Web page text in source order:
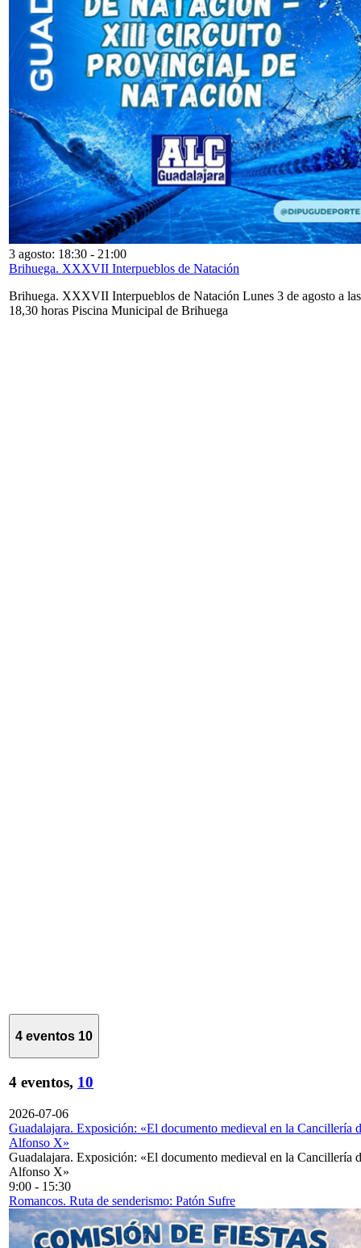
3 agosto: 18:30 - 21:00
Brihuega. XXXVII Interpueblos de Natación
Brihuega. XXXVII Interpueblos de Natación Lunes 3 de agosto a las
18,30 horas Piscina Municipal de Brihuega
4 eventos 10
4 eventos, 10
2026-07-06
Guadalajara. Exposición: «El documento medieval en la Cancillería
Alfonso X»
Guadalajara. Exposición: «El documento medieval en la Cancillería
Alfonso X»
9:00 - 15:30
Romancos. Ruta de senderismo: Patón Sufre